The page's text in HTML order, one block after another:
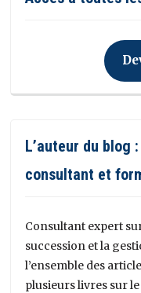
L’auteur du blog
consultant et
Consultant expert
succession et la
l’ensemble des
plusieurs livres sur